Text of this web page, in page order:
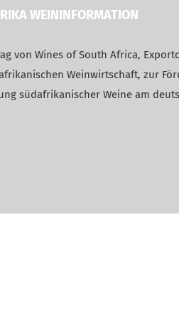
WEININFORMATION
von Wines of South Africa,
Weinwirtschaft, zur
südafrikanischer Weine am